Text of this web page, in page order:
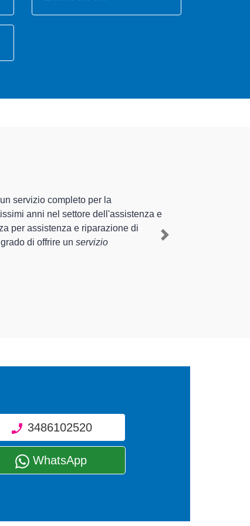
pluriennale nel territorio di Gropparello e
a Gropparello, mediante il ripristino rapido del
di diverse tipologie sugli elettrodomestici da
Next
3486102520
WhatsApp